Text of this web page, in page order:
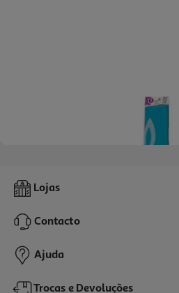
Papel Crepe Liderpapel Azul 50cmx2.5m
0,99 €
Lojas
Contacto
Ajuda
Trocas e Devoluções